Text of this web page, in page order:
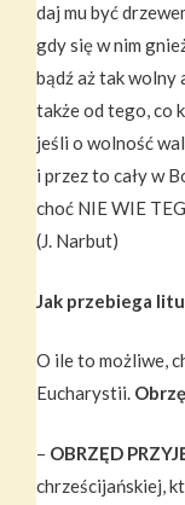
daj mu być
gdy się w nim
bądź aż tak wolny
także od tego, co
jeśli o wolność
i przez to cały w
choć NIE WIE
(J. Narbut)
Jak przebiega
O ile to możliwe,
Eucharystii.
– OBRZĘD
chrześcijańskiej,